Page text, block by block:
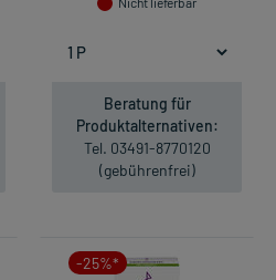
Beratung für
Produktalternativen:
Tel. 03491-8770120
(gebührenfrei)
-25%*